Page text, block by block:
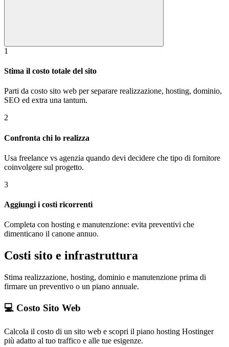
1
Stima il costo totale del sito
Parti da costo sito web per separare realizzazione, hosting, dominio,
SEO ed extra una tantum.
2
Confronta chi lo realizza
Usa freelance vs agenzia quando devi decidere che tipo di fornitore
coinvolgere sul progetto.
3
Aggiungi i costi ricorrenti
Completa con hosting e manutenzione: evita preventivi che
dimenticano il canone annuo.
Costi sito e infrastruttura
Stima realizzazione, hosting, dominio e manutenzione prima di
firmare un preventivo o un piano annuale.
💻 Costo Sito Web
Calcola il costo di un sito web e scopri il piano hosting Hostinger
più adatto al tuo traffico e alle tue esigenze.